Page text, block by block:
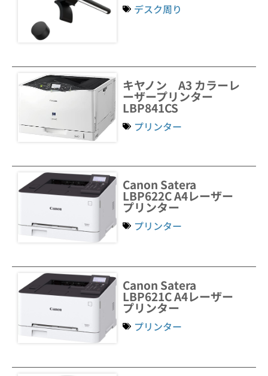
デスク周り
キヤノン A3 カラーレ
ーザープリンター
LBP841CS
プリンター
Canon Satera
LBP622C A4レーザー
プリンター
プリンター
Canon Satera
LBP621C A4レーザー
プリンター
プリンター